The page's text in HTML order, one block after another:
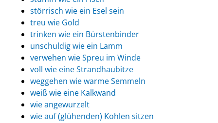
störrisch wie ein Esel sein
treu wie Gold
trinken wie ein Bürstenbinder
unschuldig wie ein Lamm
verwehen wie Spreu im Winde
voll wie eine Strandhaubitze
weggehen wie warme Semmeln
weiß wie eine Kalkwand
wie angewurzelt
wie auf (glühenden) Kohlen sitzen